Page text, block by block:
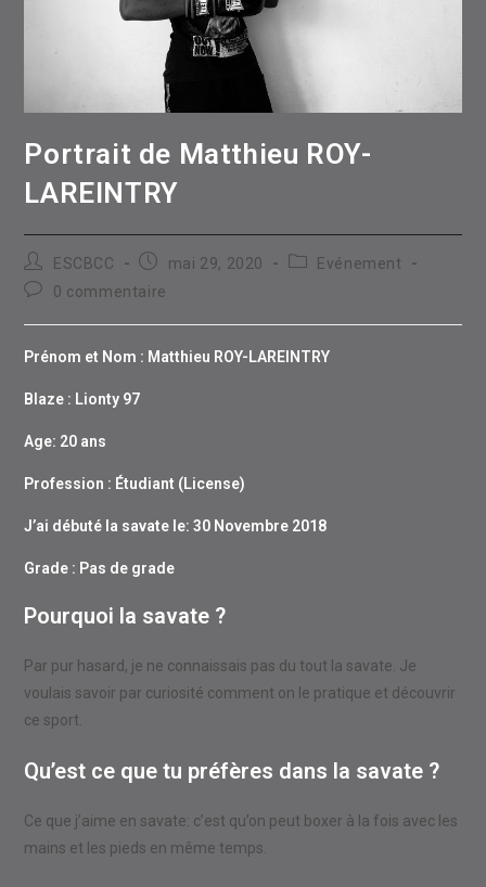
Portrait de Matthieu ROY-
LAREINTRY
Auteur/autrice
de
la
publication :
ESCBCC
Publication
publiée :
mai 29, 2020
PostEvénement
Commentaires
la
publication :
0 commentaire
Prénom et Nom : Matthieu ROY-LAREINTRY
Blaze : Lionty 97
Age: 20 ans
Profession : Étudiant (License)
J’ai débuté la savate le: 30 Novembre 2018
Grade : Pas de grade
Pourquoi la savate ?
Par pur hasard, je ne connaissais pas du tout la savate. Je
voulais savoir par curiosité comment on le pratique et découvrir
ce sport.
Qu’est ce que tu préfères dans la savate ?
Ce que j’aime en savate: c’est qu’on peut boxer à la fois avec les
mains et les pieds en même temps.